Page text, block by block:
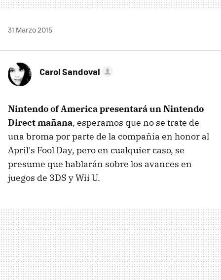
31 Marzo 2015
Carol Sandoval
Nintendo of America presentará un Nintendo
Direct mañana, esperamos que no se trate de
una broma por parte de la compañía en honor al
April's Fool Day, pero en cualquier caso, se
presume que hablarán sobre los avances en
juegos de 3DS y Wii U.